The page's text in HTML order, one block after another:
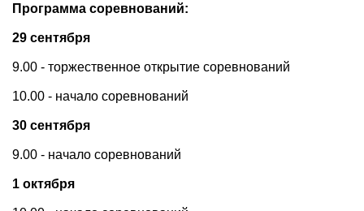
Программа соревнований:
29 сентября
9.00 - торжественное открытие соревнований
10.00 - начало соревнований
30 сентября
9.00 - начало соревнований
1 октября